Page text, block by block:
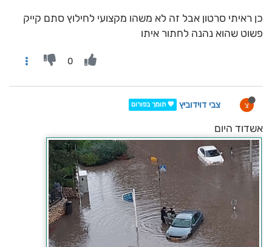
כן ראיתי סרטון אבל זה לא משהו מקצועי לחילוץ סתם קייק
פשוט שהוא נהנה לחתור איתו
0
צ צבי דוידוביץ 💖 תומך בפורום
אשדוד היום